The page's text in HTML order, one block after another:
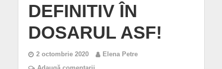
DEFINITIV ÎN
DOSARUL ASF!
2 octombrie 2020
Elena Petre